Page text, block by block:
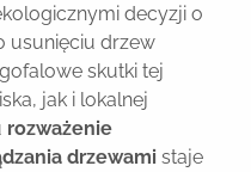
decyzji o
usunięciu drzew
skutki tej
jak i lokalnej
rozważenie
drzewami staje